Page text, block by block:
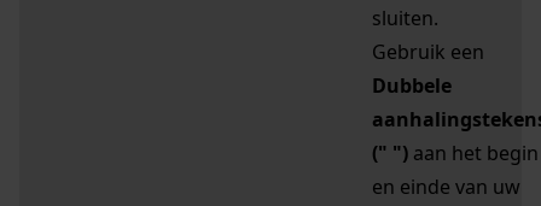
sluiten.
Gebruik een
Dubbele
(" ") aan het begin
en einde van uw